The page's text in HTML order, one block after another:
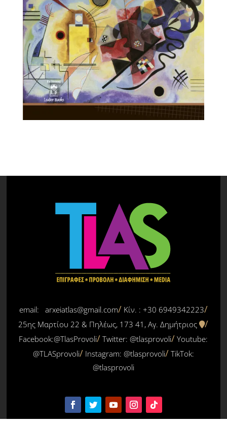
email: arxeiatlas@gmail.com
Κίν. : +30 6949342223
25ης Μαρτίου 22 & Πηλέως, 173 41, Αγ. Δημήτριος
Facebook:@TlasProvoli Twitter:@tlasprovoli Youtube:
@TLASprovoli
Instagram: @tlasprovoli TikTok:
@tlasprovoli